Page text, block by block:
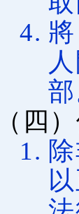
部
（四